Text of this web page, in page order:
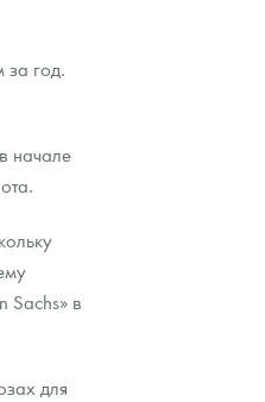
год.
начале
Sachs» в
для